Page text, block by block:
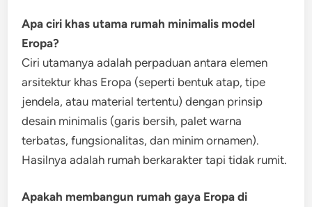
Apa ciri khas utama rumah minimalis model
Eropa?
Ciri utamanya adalah perpaduan antara elemen
arsitektur khas Eropa (seperti bentuk atap, tipe
jendela, atau material tertentu) dengan prinsip
desain minimalis (garis bersih, palet warna
terbatas, fungsionalitas, dan minim ornamen).
Hasilnya adalah rumah berkarakter tapi tidak rumit.
Apakah membangun rumah gaya Eropa di